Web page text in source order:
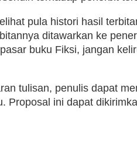
pula histori hasil
ditawarkan ke
buku Fiksi, jangan
tulisan, penulis dapat
Proposal ini dapat